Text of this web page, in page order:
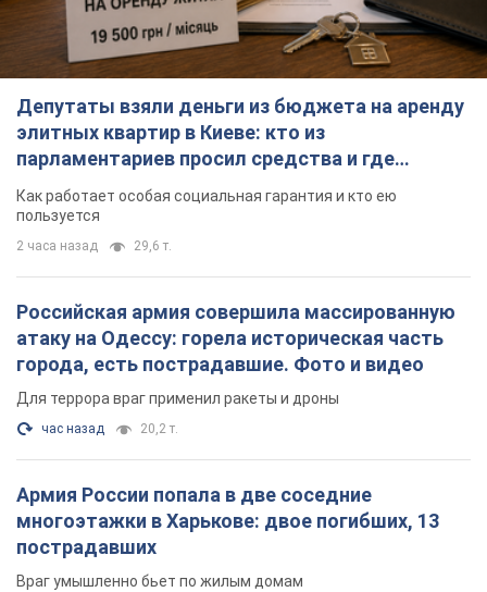
Депутаты взяли деньги из бюджета на аренду
элитных квартир в Киеве: кто из
парламентариев просил средства и где
поселился
Как работает особая социальная гарантия и кто ею
пользуется
2 часа назад 29,6 т.
Российская армия совершила массированную
атаку на Одессу: горела историческая часть
города, есть пострадавшие. Фото и видео
Для террора враг применил ракеты и дроны
час назад 20,2 т.
Армия России попала в две соседние
многоэтажки в Харькове: двое погибших, 13
пострадавших
Враг умышленно бьет по жилым домам